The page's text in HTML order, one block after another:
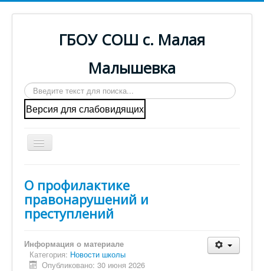
ГБОУ СОШ с. Малая
Малышевка
Искать...
Версия для слабовидящих
Включить/
выключить
Вы здесь:
Противодействие коррупции
Новости школы
Главная
Cведения об образовательной организации
ГИА
О профилактике
правонарушений и
преступлений
Информация о материале
Категория: Новости школы
Опубликовано: 30 июня 2026